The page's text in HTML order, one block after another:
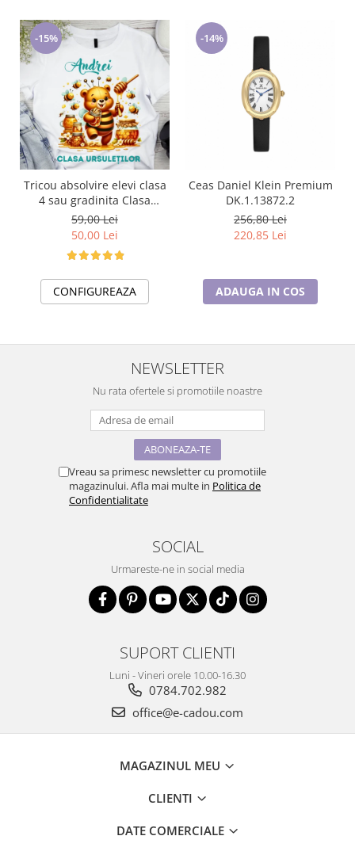
-15%
Tricou absolvire elevi clasa
4 sau gradinita Clasa
ursuletilor cu text sau poze
ABS1055
59,00 Lei
50,00 Lei
CONFIGUREAZA
-14%
Ceas Daniel Klein Premium
DK.1.13872.2
256,80 Lei
220,85 Lei
ADAUGA IN COS
NEWSLETTER
Nu rata ofertele si promotiile noastre
Vreau sa primesc newsletter cu promotiile
magazinului. Afla mai multe in Politica de
Confidentialitate
SOCIAL
Urmareste-ne in social media
SUPORT CLIENTI
Luni - Vineri orele 10.00-16.30
0784.702.982
office@e-cadou.com
MAGAZINUL MEU
CLIENTI
DATE COMERCIALE